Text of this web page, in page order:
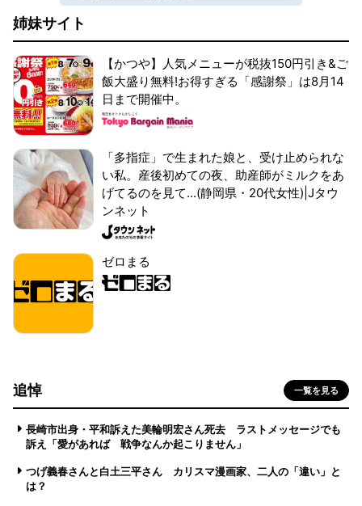
姉妹サイト
【かつや】人気メニューが税抜150円引き&ご
飯大盛り無料!お得すぎる「感謝祭」は8月14
日まで開催中。
「多指症」で生まれた娘と、受け止められな
い私。産後初めての夜、助産師がミルクをあ
げてるのを見て...(静岡県・20代女性)|Jタウ
ンネット
ゼロまる
追悼 一覧を見る
長崎市出身・平和訴えた美輪明宏さん死去 ラストメッセージでも
訴え「愛があれば 戦争なんか起こりません」
つげ義春さんと白土三平さん カリスマ漫画家、二人の「違い」と
は？